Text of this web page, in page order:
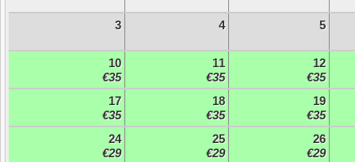
3 4 5
10
€35
11
€35
12
€35
17
€35
18
€35
19
€35
24
€29
25
€29
26
€29